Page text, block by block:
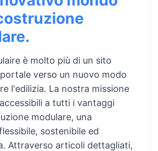
è molto più di un sito
verso un nuovo modo
l'edilizia. La nostra missione
a tutti i vantaggi
modulare, una
sostenibile ed
Attraverso articoli dettagliati,